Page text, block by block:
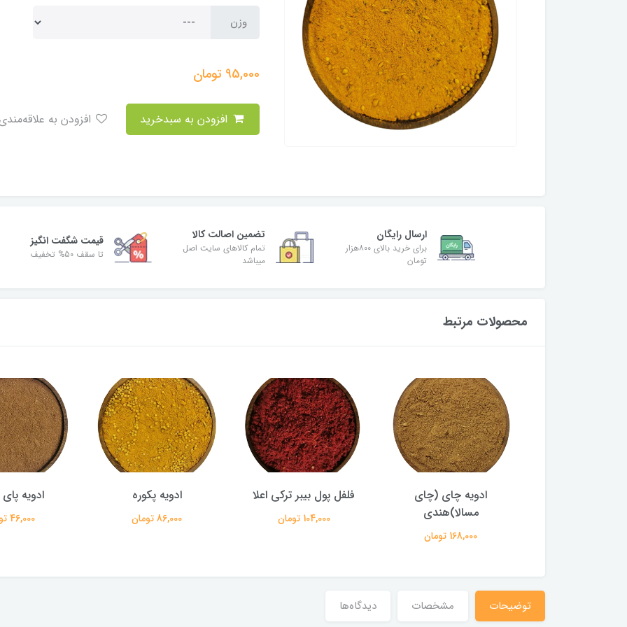
وزن
95,000 تومان
ارسال رایگان
برای خرید بالای ۸۰۰هزار
تومان
تضمین اصالت کالا
تمام کالاهای سایت اصل
میباشد
قیمت شگفت انگیز
تا سقف 50% تخفیف
محصولات مرتبط
فلفل پول بیبر ترکی اعلا
104,000 تومان
ادویه پکوره
86,000 تومان
ادویه پای سیب
46,000 تومان
ادویه غذاهای
86,000 تومان
توضیحات مشخصات دیدگاه‌ها